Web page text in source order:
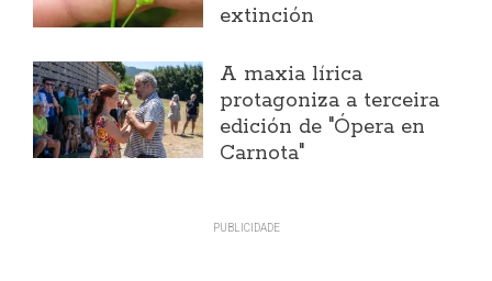
extinción
A maxia lírica
protagoniza a terceira
edición de "Ópera en
Carnota"